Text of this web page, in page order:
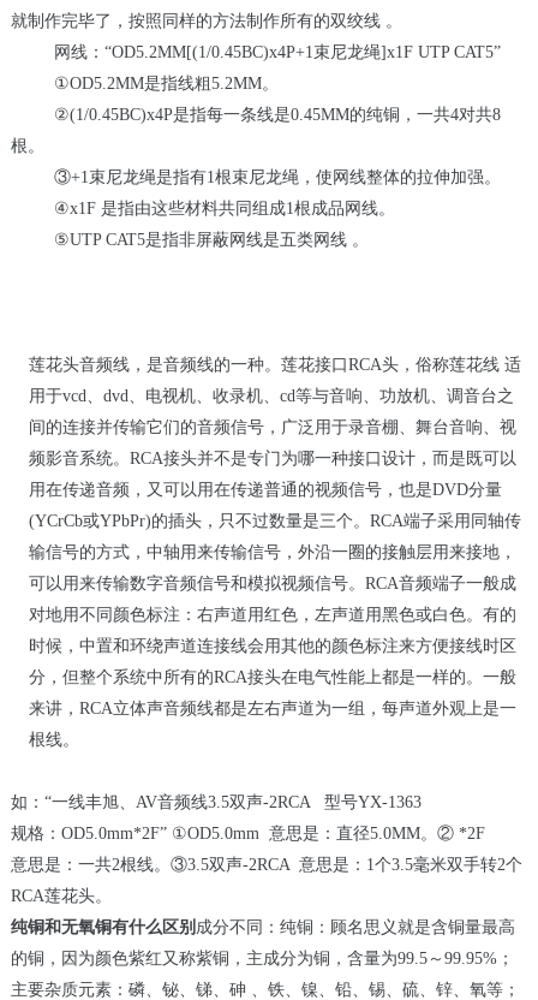
就制作完毕了，按照同样的方法制作所有的双绞线 。
网线： “OD5.2MM[(1/0.45BC)x4P+1 束尼龙绳]x1F UTP CAT5”
①OD5.2MM是指线粗 5.2MM。
②(1/0.45BC)x4P是指每一条线是0.45MM的纯铜，一共4对共8
根。
③+1束尼龙绳是指有1 根束尼龙绳，使网线整体的拉伸加强。
④x1F 是指由这些材料共同组成1 根成品网线。
⑤UTP CAT5是指非屏蔽网线是五类网线 。
莲花头音频线，是音频线的一种。莲花接口RCA头，俗称莲花线 适
用于vcd 、dvd 、电视机、收录机、cd等与音响、功放机、调音台之
间的连接并传输它们的音频信号，广泛用于录音棚、舞台音响、视
频影音系统。RCA接头并不是专门为哪一种接口设计，而是既可以
用在传递音频，又可以用在传递普通的视频信号，也是DVD分量
(YCrCb或YPbPr)的插头，只不过数量是三个。RCA端子采用同轴传
输信号的方式，中轴用来传输信号，外沿一圈的接触层用来接地，
可以用来传输数字音频信号和模拟视频信号。RCA音频端子一般成
对地用不同颜色标注：右声道用红色，左声道用黑色或白色。有的
时候，中置和环绕声道连接线会用其他的颜色标注来方便接线时区
分，但整个系统中所有的RCA接头在电气性能上都是一样的。一般
来讲，RCA立体声音频线都是左右声道为一组，每声道外观上是一
根线。
如： “一线丰旭、 AV音频线3.5双声-2RCA 型号YX-1363
规格： OD5.0mm*2F” ①OD5.0mm 意思是：直径5.0MM。 ② *2F
意思是：一共2根线。 ③3.5双声-2RCA 意思是： 1 个3.5毫米双手转2个
RCA莲花头。
纯铜和无氧铜有什么区别 成分不同：纯铜：顾名思义就是含铜量最高
的铜，因为颜色紫红又称紫铜，主成分为铜，含量为99.5～ 99.95%；
主要杂质元素：磷、铋、锑、砷 、铁、镍、铅、锡、硫、锌、氧等；